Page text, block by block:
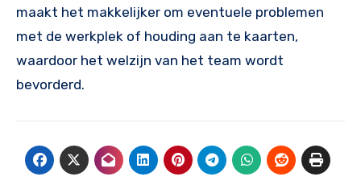
maakt het makkelijker om eventuele problemen
met de werkplek of houding aan te kaarten,
waardoor het welzijn van het team wordt
bevorderd.